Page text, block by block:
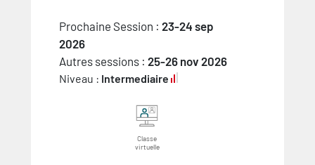
Prochaine Session : 23-24 sep
2026
Autres sessions : 25-26 nov 2026
Niveau : Intermediaire
Classe
virtuelle